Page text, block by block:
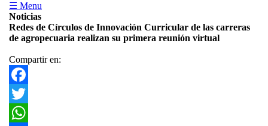
☰ Menu
Noticias
Redes de Círculos de Innovación Curricular de las carreras
de agropecuaria realizan su primera reunión virtual
Compartir en:
Facebook
Twitter